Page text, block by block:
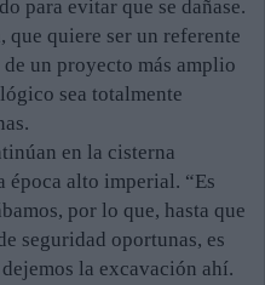
para evitar que se dañase.
quiere ser un referente
un proyecto más amplio
sea totalmente
en la cisterna
época alto imperial. “Es
por lo que, hasta que
seguridad oportunas, es
la excavación ahí.